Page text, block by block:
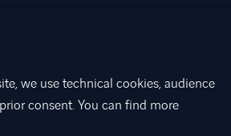
nepravilnosti
we use technical cookies, audience
consent. You can find more